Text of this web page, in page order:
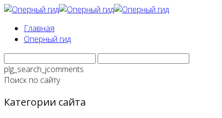
Главная
Оперный гид
plg_search_jcomments
Поиск по сайту
Категории сайта